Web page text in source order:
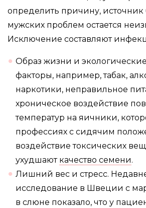
определить причину, источник
мужских проблем остается
Исключение составляют
Образ жизни и экологические
факторы, например, табак,
наркотики, неправильное
хроническое воздействие
температур на яичники,
профессиях с сидячим
воздействие токсических
ухудшают качество семени.
Лишний вес и стресс.
исследование в Швеции с
в слюне показало, что у